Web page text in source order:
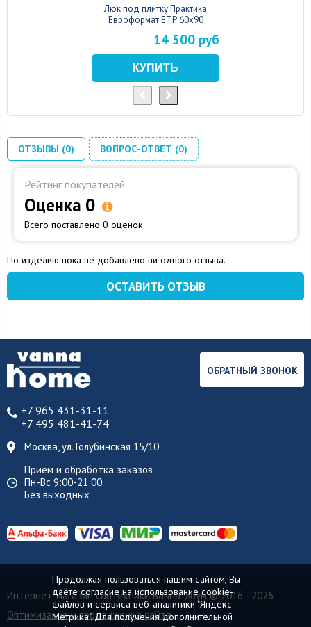
Люк под плитку Практика
Евроформат ЕТР 60x90
14 500 руб
ОТЗЫВЫ (0) ВОПРОС-ОТВЕТ (0)
Рейтинг покупателей
Оценка 0
Всего поставлено 0 оценок
По изделию пока не добавлено ни одного отзыва.
ОСТАВИТЬ ОТЗЫВ
+7 965 431-31-11
+7 495 481-41-74
Москва, ул. Голубинская 15/10
Приём и обработка заказов
Пн-Вс 9:00-21:00
Без выходных
ОБРАТНЫЙ ЗВОНОК
Интернет-магазин сантехники Ванна-Хоум© 2016 - 2026
Оптимизация и продвижение сайта
Продолжая пользоваться нашим сайтом, Вы
даёте согласие на использование cookie-
файлов и сервиса веб-аналитики "Яндекс
Метрика". Для получения дополнительной